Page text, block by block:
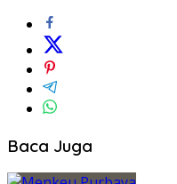
Baca Juga